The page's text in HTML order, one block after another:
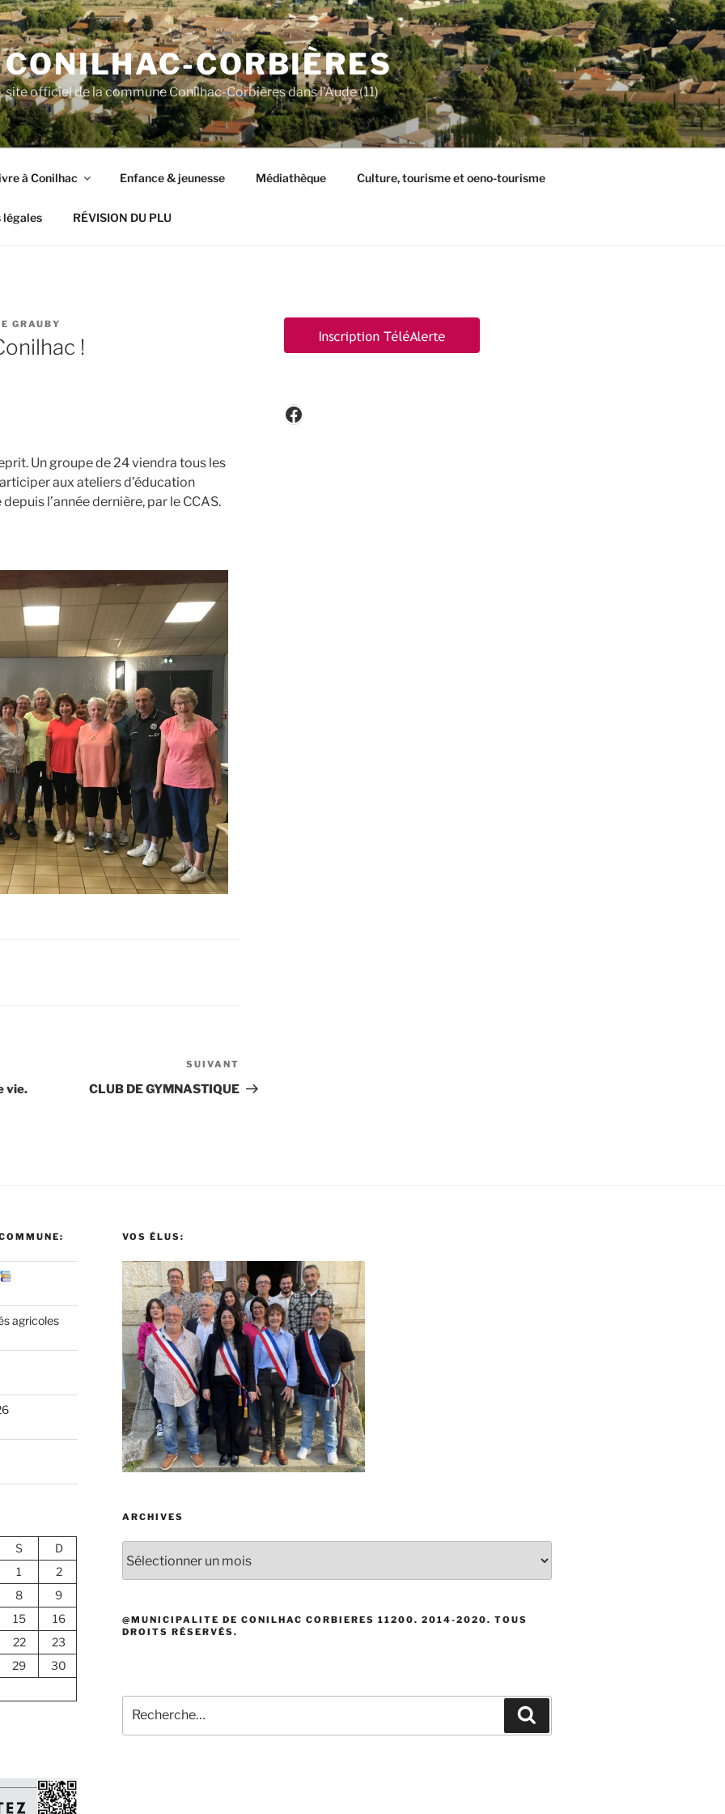
CONILHAC-CORBIÈRES
site officiel de la commune Conilhac-Corbières dans l'Aude (11)
à Conilhac Enfance & jeunesse Médiathèque Culture, tourisme et oeno-tourisme
légales RÉVISION DU PLU
GRAUBY
!
Un groupe de 24 viendra tous les
aux ateliers d’éducation
l’année dernière, par le CCAS.
vie.
suivant
SUIVANT
CLUB DE GYMNASTIQUE
Facebook
agricoles
S
D
1
2
8
9
15
16
22
23
29
30
VOS ÉLUS:
ARCHIVES
@MUNICIPALITE DE CONILHAC CORBIERES 11200. 2014-2020. TOUS
DROITS RÉSERVÉS.
pour
: